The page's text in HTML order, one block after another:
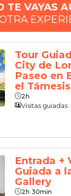
TE VAYAS
Tour
City de
Paseo en
el Támesis
2h
Visitas guiadas
Entrada +
Guiada a
Gallery
2h 30min